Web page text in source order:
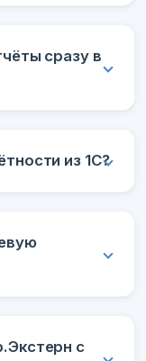
сразу в
из 1С?
с